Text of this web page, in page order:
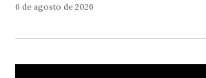
6 de agosto de 2026